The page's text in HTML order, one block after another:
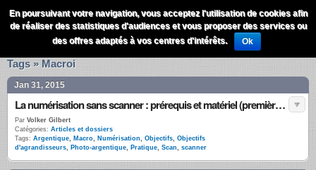
QuestionsPhoto Menu
Tags » Macroi
Jan 31, 2015
La numérisation sans scanner : prérequis et matériel (première partie)
Par Volker Gilbert
Catégories: Articles et dossiers
Tags: Argentique, Macro, Numérisation, Objectifs, Objectifs
d'agrandisseurs, Photo-argentique, Pratique, Scan, scanner
En poursuivant votre navigation, vous acceptez l'utilisation de cookies afin
de réaliser des statistiques d'audiences et vous proposer des services ou
des offres adaptés à vos centres d'intérêts.
Ok